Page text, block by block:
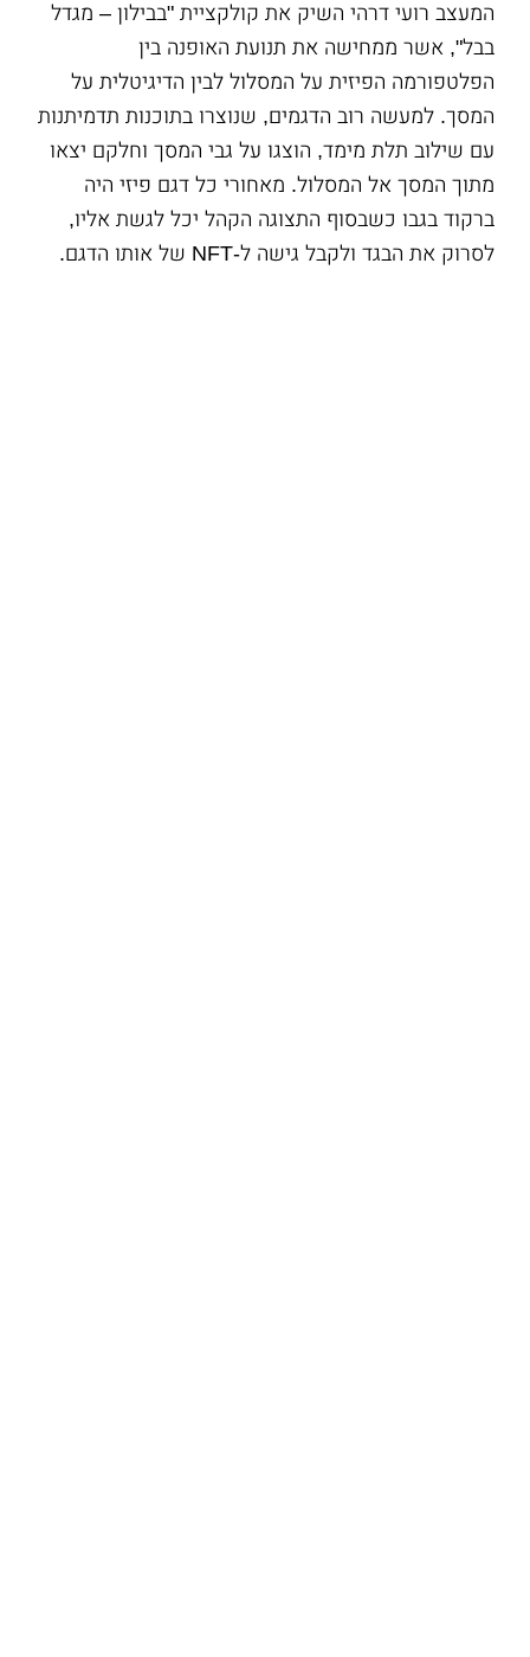
המעצב רועי דרהי השיק את קולקציית "בבילון – מגדל
בבל", אשר ממחישה את תנועת האופנה בין
הפלטפורמה הפיזית על המסלול לבין הדיגיטלית על
המסך. למעשה רוב הדגמים, שנוצרו בתוכנות תדמיתנות
עם שילוב תלת מימד, הוצגו על גבי המסך וחלקם יצאו
מתוך המסך אל המסלול. מאחורי כל דגם פיזי היה
ברקוד בגבו כשבסוף התצוגה הקהל יכל לגשת אליו,
לסרוק את הבגד ולקבל גישה ל-NFT של אותו הדגם.